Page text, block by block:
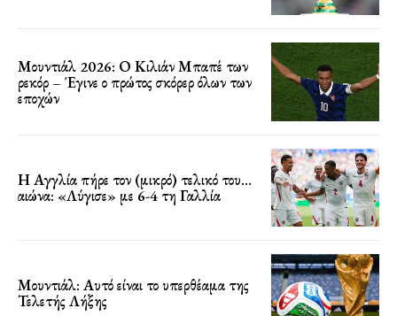
Μουντιάλ 2026: Ο Κιλιάν Μπαπέ των
ρεκόρ – Έγινε ο πρώτος σκόρερ όλων των
εποχών
Η Αγγλία πήρε τον (μικρό) τελικό του…
αιώνα: «Λύγισε» με 6-4 τη Γαλλία
Μουντιάλ: Αυτό είναι το υπερθέαμα της
Τελετής Λήξης